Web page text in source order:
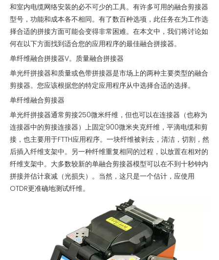
和室内电缆网络安装的必不可少的工具。有许多可用的融合剪接器
型号，功能和成本各不相同。有了数百种选项，此任务在为工作选
择合适的拼接方面可能会变得非常困难。在本文中，我们将讨论如
何在以下方面找到适合您的应用程序的最佳融合拼接器。
单纤维融合拼接器V。质量融合拼接器
单光纤拼接器和质量或色带拼接器是市场上的两种主要类型的融合
剪接器。您应该根据您的特定应用程序从中选择合适的选择。
单纤维融合剪接器
单光纤拼接器通常剪接250微米纤维，但也可以在连接器（也称为
连接器中的剪接连接器）上固定900微米夹克纤维，平滴电缆和剪
接，也主要用于FTTH应用程序。一块纤维被剥去，清洁，切割，然
后插入纤维支架中。另一种纤维重复相同的过程，以放置在相对的
纤维支架中。大多数较新的单融合剪接器模型可以在不到十秒钟内
拼接并估计衰减（光损失）。当然，这只是一个估计，应使用
OTDR更准确地测试纤维。